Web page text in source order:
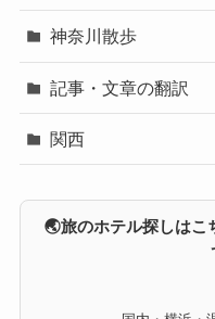
神奈川散歩
記事・文章の翻訳
関西
🌏旅のホテル探しは